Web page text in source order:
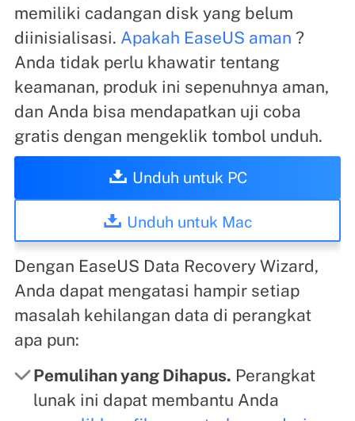
memiliki cadangan disk yang belum
diinisialisasi. Apakah EaseUS aman ?
Anda tidak perlu khawatir tentang
keamanan, produk ini sepenuhnya aman,
dan Anda bisa mendapatkan uji coba
gratis dengan mengeklik tombol unduh.
Unduh untuk PC
Unduh untuk Mac
Dengan EaseUS Data Recovery Wizard,
Anda dapat mengatasi hampir setiap
masalah kehilangan data di perangkat
apa pun:
Pemulihan yang Dihapus. Perangkat
lunak ini dapat membantu Anda